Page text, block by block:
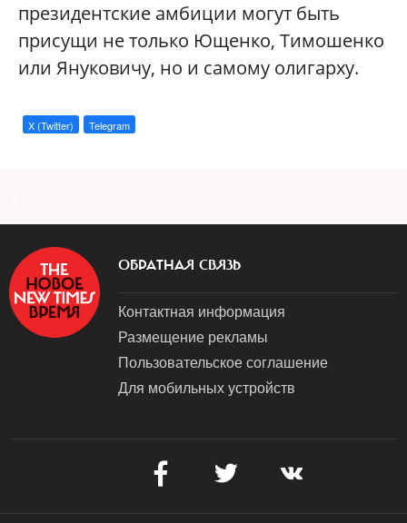
президентские амбиции могут быть
присущи не только Ющенко, Тимошенко
или Януковичу, но и самому олигарху.
X (Twitter) Telegram
ОБРАТНАЯ СВЯЗЬ
Контактная информация
Размещение рекламы
Пользовательское соглашение
Для мобильных устройств